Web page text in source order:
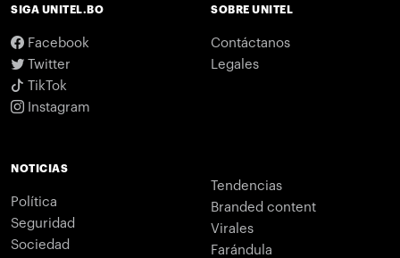
SIGA UNITEL.BO
Facebook
Twitter
TikTok
Instagram
SOBRE UNITEL
Contáctanos
Legales
NOTICIAS
Política
Seguridad
Sociedad
Tendencias
Branded content
Virales
Farándula